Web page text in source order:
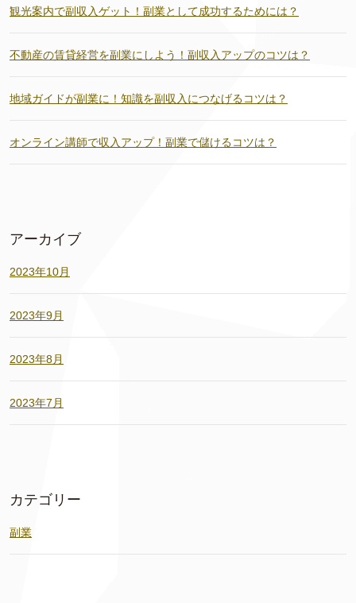
観光案内で副収入ゲット！副業として成功するためには？
不動産の賃貸経営を副業にしよう！副収入アップのコツは？
地域ガイドが副業に！知識を副収入につなげるコツは？
オンライン講師で収入アップ！副業で儲けるコツは？
アーカイブ
2023年10月
2023年9月
2023年8月
2023年7月
カテゴリー
副業